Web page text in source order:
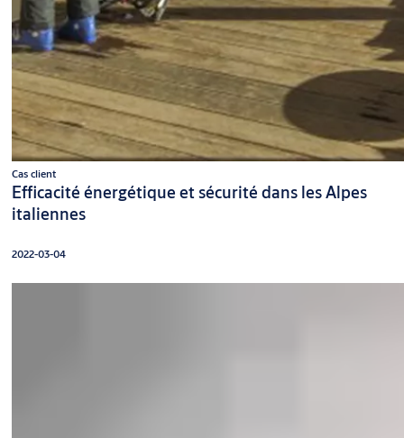
Cas client
Efficacité énergétique et sécurité dans les Alpes
italiennes
2022-03-04